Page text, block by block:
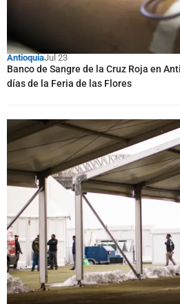
AntioquiaJul 23
Banco de Sangre de la Cruz Roja en
días de la Feria de las Flores